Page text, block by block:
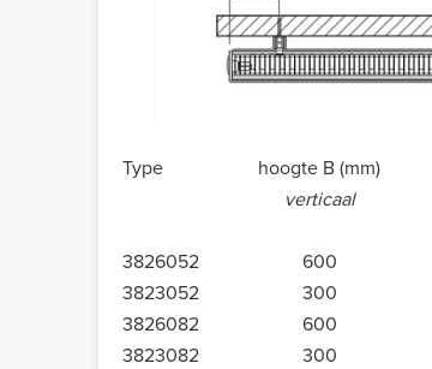
Type hoogte B (mm)
verticaal
3826052 600
3823052
300
3826082
600
3823082
300